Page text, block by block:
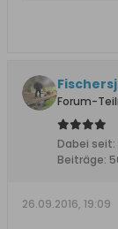
Forum-
Dabei seit:
Beiträge:
26.09.2016, 19:09